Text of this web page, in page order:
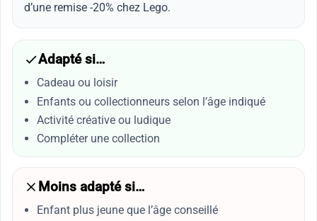
d’une remise -20% chez Lego.
Adapté si…
Cadeau ou loisir
Enfants ou collectionneurs selon l’âge indiqué
Activité créative ou ludique
Compléter une collection
Moins adapté si…
Enfant plus jeune que l’âge conseillé